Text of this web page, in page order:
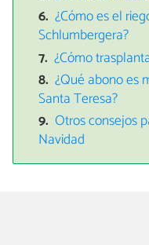
¿Cómo es el
Schlumbergera?
¿Cómo
¿Qué abono es
Santa Teresa?
Otros consejos
Navidad